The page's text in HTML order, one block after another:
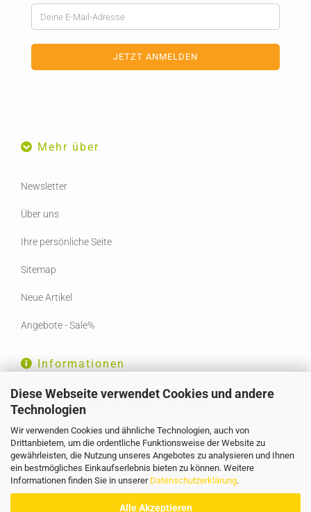
Diese Webseite verwendet Cookies und andere
Technologien
Wir verwenden Cookies und ähnliche Technologien, auch von
Drittanbietern, um die ordentliche Funktionsweise der Website zu
gewährleisten, die Nutzung unseres Angebotes zu analysieren und Ihnen
ein bestmögliches Einkaufserlebnis bieten zu können. Weitere
Informationen finden Sie in unserer Datenschutzerklärung.
Alle Akzeptieren
Mehr über
Newsletter
Über uns
Ihre persönliche Seite
Sitemap
Neue Artikel
Angebote - Sale%
Informationen
Widerrufsrecht & Muster-Widerrufsformular
Liefer- und Versandkosten
AGB
Privatsphäre und Datenschutz